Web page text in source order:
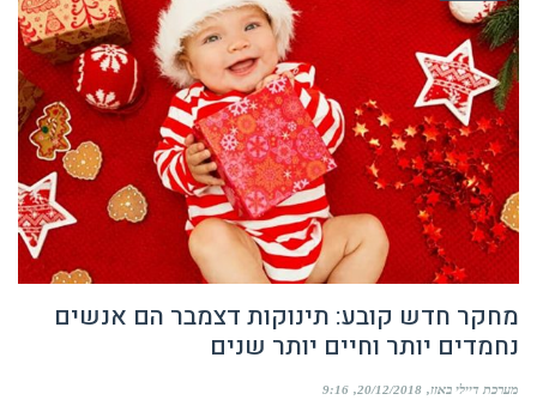
מחקר חדש קובע: תינוקות דצמבר הם אנשים
נחמדים יותר וחיים יותר שנים
מערכת דיילי באזז 20/12/2018
9:16